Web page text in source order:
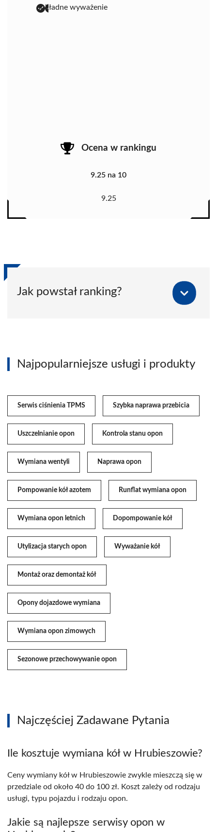
dokładne wyważenie
Ocena w rankingu
9.25 na 10
9.25
Jak powstał ranking?
Najpopularniejsze usługi i produkty
Serwis ciśnienia TPMS Szybka naprawa przebicia
Uszczelnianie opon Kontrola stanu opon
Wymiana wentyli Naprawa opon
Pompowanie kół azotem Runflat wymiana opon
Wymiana opon letnich Dopompowanie kół
Utylizacja starych opon Wyważanie kół
Montaż oraz demontaż kół
Opony dojazdowe wymiana
Wymiana opon zimowych
Sezonowe przechowywanie opon
Najczęściej Zadawane Pytania
Ile kosztuje wymiana kół w Hrubieszowie?
Ceny wymiany kół w Hrubieszowie zwykle mieszczą się w
przedziale od około 40 do 100 zł. Koszt zależy od rodzaju
usługi, typu pojazdu i rodzaju opon.
Jakie są najlepsze serwisy opon w